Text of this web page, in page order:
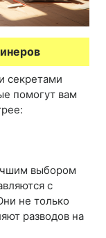
секретами
помогут вам
выбором
с
не только
разводов на